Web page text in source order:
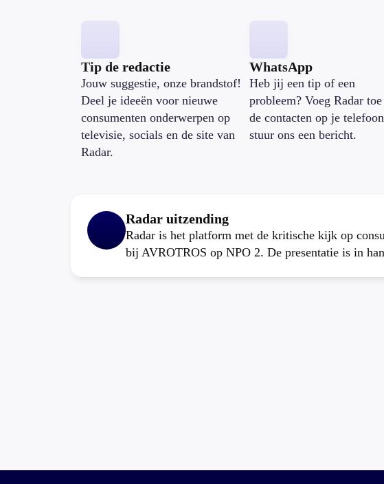
Tip de redactie
Jouw suggestie, onze brandstof!
Deel je ideeën voor nieuwe
consumenten onderwerpen op
televisie, socials en de site van
Radar.
WhatsApp
Heb jij een tip of een
probleem? Voeg Radar toe
de contacten op je
stuur ons een bericht.
Radar uitzending
Radar is het platform met de kritische kijk op
bij AVROTROS op NPO 2. De presentatie is in